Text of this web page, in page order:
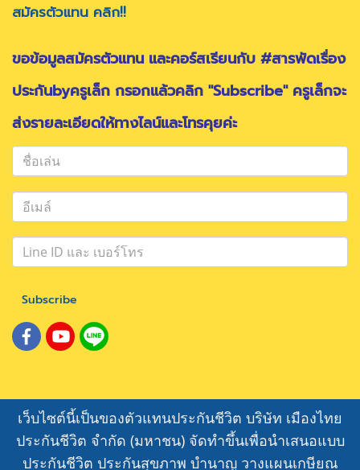
สมัครตัวแทน คลิก!!
ขอข้อมูลสมัครตัวแทน และคอร์สเรียนกับ #สารพัดเรื่อง
ประกันbyครูเล็ก กรอกแล้วคลิก "Subscribe" ครูเล็กจะ
ส่งรายละเอียดให้ทางไลน์และโทรคุยค่ะ
Subscribe
เว็บไซต์นี้เป็นของตัวแทนประกันชีวิต บริษัท เมืองไทย
ประกันชีวิต จำกัด (มหาชน) จัดทำขึ้นเพื่อนำเสนอแบบ
ประกันชีวิต ประกันสุขภาพ บำนาญ วางแผนเกษียณ